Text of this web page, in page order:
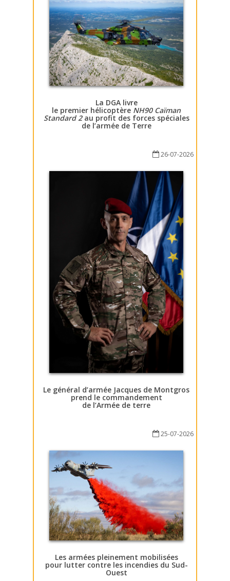
La DGA livre
le premier hélicoptère NH90 Caïman
Standard 2au profit des forces spéciales
de l’armée de Terre
26-07-2026
Le général d’armée Jacques de Montgros
prend le commandement
de l’Armée de terre
25-07-2026
Les armées pleinement mobilisées
pour lutter contre les incendies du Sud-
Ouest